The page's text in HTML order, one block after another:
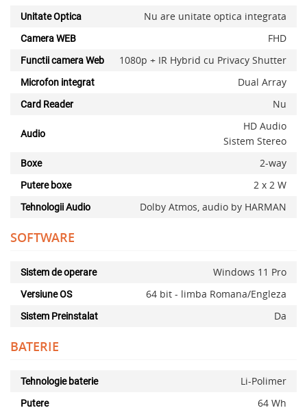
Unitate Optica Nu are unitate optica integrata
Camera WEB FHD
Functii camera Web 1080p + IR Hybrid cu Privacy Shutter
Microfon integrat Dual Array
Card Reader Nu
Audio
HD Audio
Sistem Stereo
Boxe 2-way
Putere boxe 2 x 2 W
Tehnologii Audio Dolby Atmos, audio by HARMAN
SOFTWARE
Sistem de operare Windows 11 Pro
Versiune OS 64 bit - limba Romana/Engleza
Sistem Preinstalat Da
BATERIE
Tehnologie baterie Li-Polimer
Putere 64 Wh